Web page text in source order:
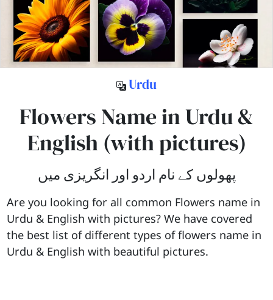
Urdu
Flowers Name in Urdu &
English (with pictures)
پھولوں کے نام اردو اور انگریزی میں
Are you looking for all common Flowers name in
Urdu & English with pictures? We have covered
the best list of different types of flowers name in
Urdu & English with beautiful pictures.